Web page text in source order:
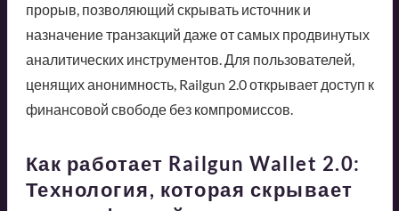
прорыв, позволяющий скрывать источник и
назначение транзакций даже от самых продвинутых
аналитических инструментов. Для пользователей,
ценящих анонимность, Railgun 2.0 открывает доступ к
финансовой свободе без компромиссов.
Как работает Railgun Wallet 2.0:
Технология, которая скрывает